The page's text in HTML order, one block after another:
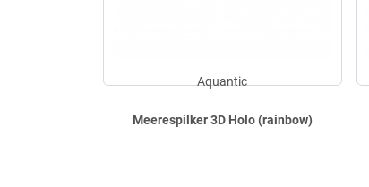
Meerespilker 3D Holo (rainbow)
Aquantic